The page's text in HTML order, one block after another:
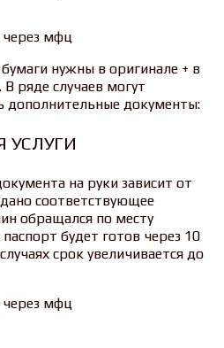
нужны в оригинале + в
ряде случаев могут
дополнительные документы:
УСЛУГИ
на руки зависит от
соответствующее
обращался по месту
будет готов через 10
срок увеличивается до